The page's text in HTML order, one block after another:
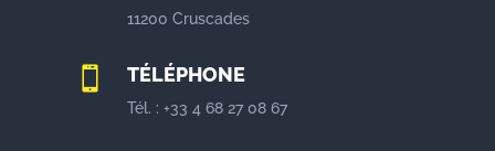
11200 Cruscades
 TÉLÉPHONE
Tél. : +33 4 68 27 08 67